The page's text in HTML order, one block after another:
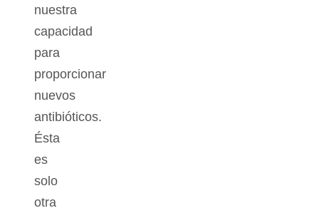
nuestra
capacidad
para
proporcionar
nuevos
antibióticos.
Ésta
es
solo
otra